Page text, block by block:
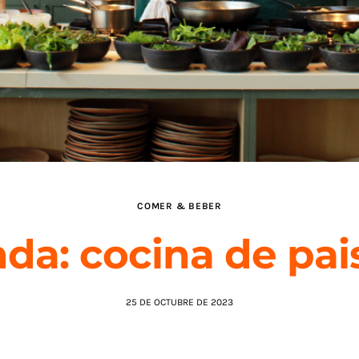
COMER & BEBER
cocina de
25 DE OCTUBRE DE 2023